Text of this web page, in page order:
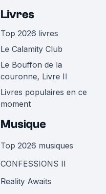
Livres
Top 2026 livres
Le Calamity Club
Le Bouffon de la
couronne, Livre II
Livres populaires en ce
moment
Musique
Top 2026 musiques
CONFESSIONS II
Reality Awaits